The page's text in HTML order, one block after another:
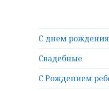
С днем рождения
Свадебные
С Рождением